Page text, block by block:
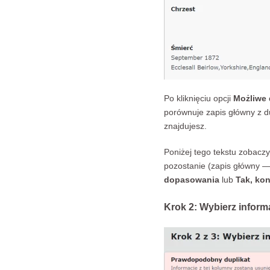
Po kliknięciu opcji Możliwe
porównuje zapis główny z
znajdujesz.
Poniżej tego tekstu
pozostanie (zapis główny
dopasowania lub Tak,
Krok 2: Wybierz